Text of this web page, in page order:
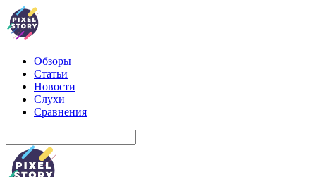
Обзоры
Статьи
Новости
Слухи
Сравнения